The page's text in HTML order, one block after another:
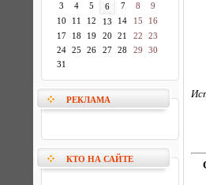
3
4 5 6 7 8
9
10
11 12 13 14 15
16
17
18 19 20 21 22
23
24
25 26 27 28 29
30
31
РЕКЛАМА
КТО НА САЙТЕ